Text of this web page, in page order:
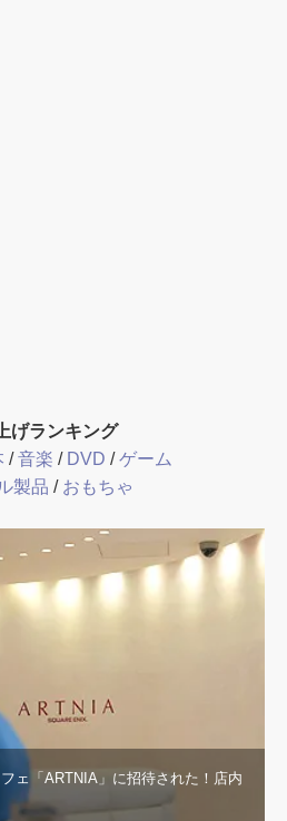
げランキング
/音楽 / DVD /ゲーム
製品 / おもちゃ
ェ「ARTNIA」に招待された！店内